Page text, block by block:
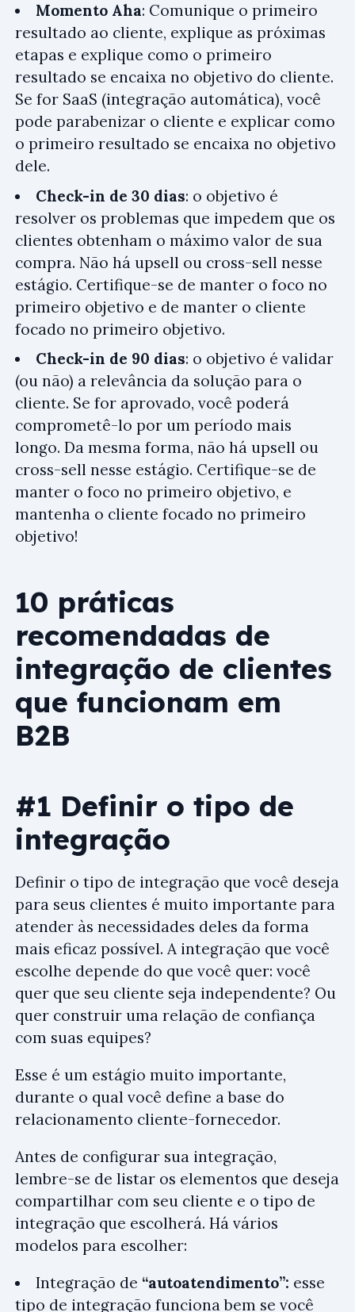
Momento Aha: Comunique o primeiro
resultado ao cliente, explique as próximas
etapas e explique como o primeiro
resultado se encaixa no objetivo do cliente.
Se for SaaS (integração automática), você
pode parabenizar o cliente e explicar como
o primeiro resultado se encaixa no objetivo
dele.
Check-in de 30 dias: o objetivo é
resolver os problemas que impedem que os
clientes obtenham o máximo valor de sua
compra. Não há upsell ou cross-sell nesse
estágio. Certifique-se de manter o foco no
primeiro objetivo e de manter o cliente
focado no primeiro objetivo.
Check-in de 90 dias: o objetivo é validar
(ou não) a relevância da solução para o
cliente. Se for aprovado, você poderá
comprometê-lo por um período mais
longo. Da mesma forma, não há upsell ou
cross-sell nesse estágio. Certifique-se de
manter o foco no primeiro objetivo, e
mantenha o cliente focado no primeiro
objetivo!
10 práticas
recomendadas de
integração de clientes
que funcionam em
B2B
#1 Definir o tipo de
integração
Definir o tipo de integração que você deseja
para seus clientes é muito importante para
atender às necessidades deles da forma
mais eficaz possível. A integração que você
escolhe depende do que você quer: você
quer que seu cliente seja independente? Ou
quer construir uma relação de confiança
com suas equipes?
Esse é um estágio muito importante,
durante o qual você define a base do
relacionamento cliente-fornecedor.
Antes de configurar sua integração,
lembre-se de listar os elementos que deseja
compartilhar com seu cliente e o tipo de
integração que escolherá. Há vários
modelos para escolher:
Integração de “autoatendimento”: esse
tipo de integração funciona bem se você